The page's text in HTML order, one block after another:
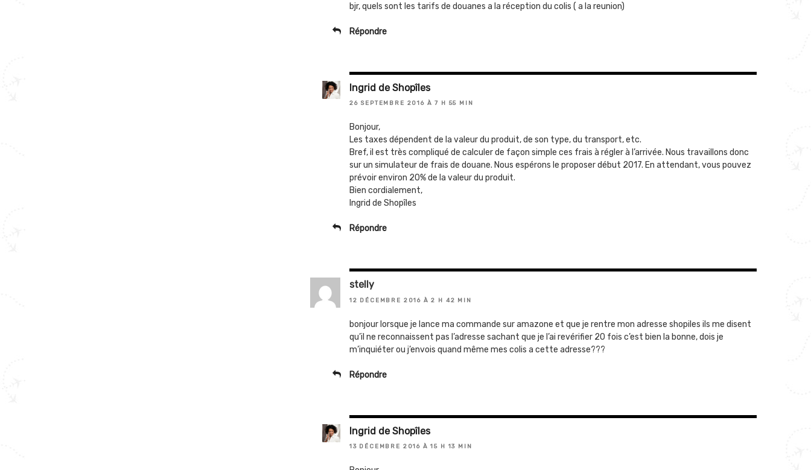
bjr, quels sont les tarifs de douanes a la réception du colis ( a la reunion)
Répondre
Ingrid de Shopîles
26 SEPTEMBRE 2016 À 7 H 55 MIN
Bonjour,
Les taxes dépendent de la valeur du produit, de son type, du transport, etc.
Bref, il est très compliqué de calculer de façon simple ces frais à régler à l’arrivée. Nous travaillons donc
sur un simulateur de frais de douane. Nous espérons le proposer début 2017. En attendant, vous pouvez
prévoir environ 20% de la valeur du produit.
Bien cordialement,
Ingrid de Shopîles
Répondre
stelly
12 DÉCEMBRE 2016 À 2 H 42 MIN
bonjour lorsque je lance ma commande sur amazone et que je rentre mon adresse shopiles ils me disent
qu’il ne reconnaissent pas l’adresse sachant que je l’ai revérifier 20 fois c’est bien la bonne, dois je
m’inquiéter ou j’envois quand même mes colis a cette adresse???
Répondre
Ingrid de Shopîles
13 DÉCEMBRE 2016 À 15 H 13 MIN